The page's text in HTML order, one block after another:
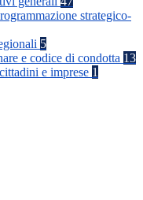
strategico-
5
e codice di condotta 13
e imprese 1